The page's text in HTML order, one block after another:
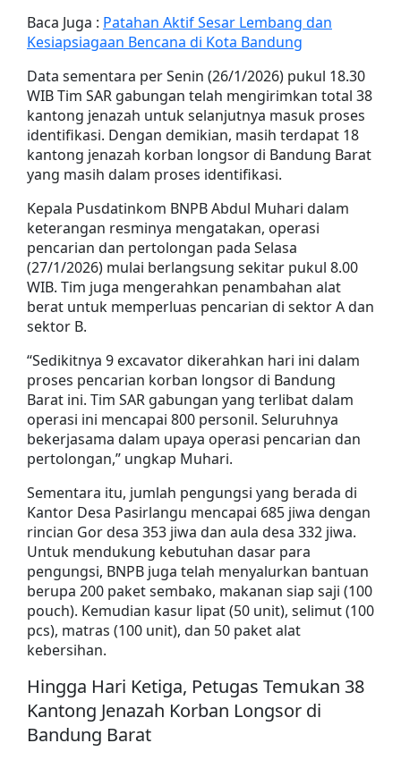
Baca Juga : Patahan Aktif Sesar Lembang dan
Kesiapsiagaan Bencana di Kota Bandung
Data sementara per Senin (26/1/2026) pukul 18.30
WIB Tim SAR gabungan telah mengirimkan total 38
kantong jenazah untuk selanjutnya masuk proses
identifikasi. Dengan demikian, masih terdapat 18
kantong jenazah korban longsor di Bandung Barat
yang masih dalam proses identifikasi.
Kepala Pusdatinkom BNPB Abdul Muhari dalam
keterangan resminya mengatakan, operasi
pencarian dan pertolongan pada Selasa
(27/1/2026) mulai berlangsung sekitar pukul 8.00
WIB. Tim juga mengerahkan penambahan alat
berat untuk memperluas pencarian di sektor A dan
sektor B.
“Sedikitnya 9 excavator dikerahkan hari ini dalam
proses pencarian korban longsor di Bandung
Barat ini. Tim SAR gabungan yang terlibat dalam
operasi ini mencapai 800 personil. Seluruhnya
bekerjasama dalam upaya operasi pencarian dan
pertolongan,” ungkap Muhari.
Sementara itu, jumlah pengungsi yang berada di
Kantor Desa Pasirlangu mencapai 685 jiwa dengan
rincian Gor desa 353 jiwa dan aula desa 332 jiwa.
Untuk mendukung kebutuhan dasar para
pengungsi, BNPB juga telah menyalurkan bantuan
berupa 200 paket sembako, makanan siap saji (100
pouch). Kemudian kasur lipat (50 unit), selimut (100
pcs), matras (100 unit), dan 50 paket alat
kebersihan.
Hingga Hari Ketiga, Petugas Temukan 38
Kantong Jenazah Korban Longsor di
Bandung Barat